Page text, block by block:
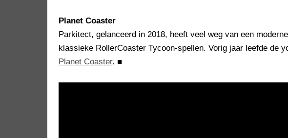
Planet Coaster
Parkitect, gelanceerd in 2018, heeft veel weg van een
klassieke RollerCoaster Tycoon-spellen. Vorig jaar leefde de
Planet Coaster. ■